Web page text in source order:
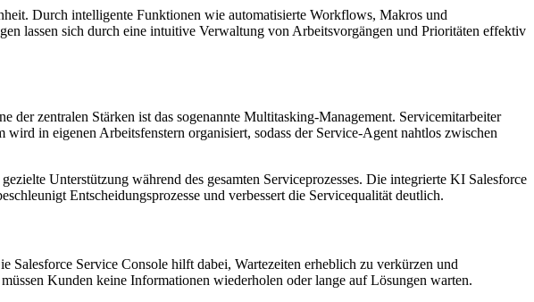
Durch intelligente Funktionen wie automatisierte Workflows, Makros und
lassen sich durch eine intuitive Verwaltung von Arbeitsvorgängen und Prioritäten effektiv
zentralen Stärken ist das sogenannte Multitasking-Management. Servicemitarbeiter
in eigenen Arbeitsfenstern organisiert, sodass der Service-Agent nahtlos zwischen
Unterstützung während des gesamten Serviceprozesses. Die integrierte KI Salesforce
Entscheidungsprozesse und verbessert die Servicequalität deutlich.
Service Console hilft dabei, Wartezeiten erheblich zu verkürzen und
Kunden keine Informationen wiederholen oder lange auf Lösungen warten.